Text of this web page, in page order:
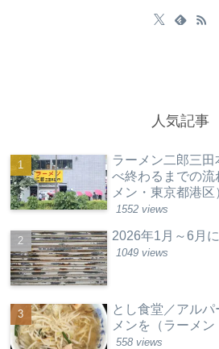
人気記事
ラーメン二郎三
べ終わるまでの
メン・東京都港区
1552 views
2026年1月～6月
1049 views
とし食堂／アル
メンを（ラーメン
558 views